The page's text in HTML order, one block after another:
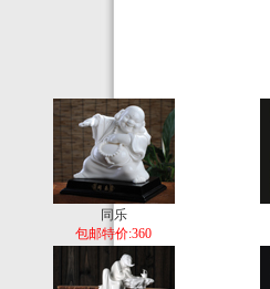
同乐
包邮特价:360